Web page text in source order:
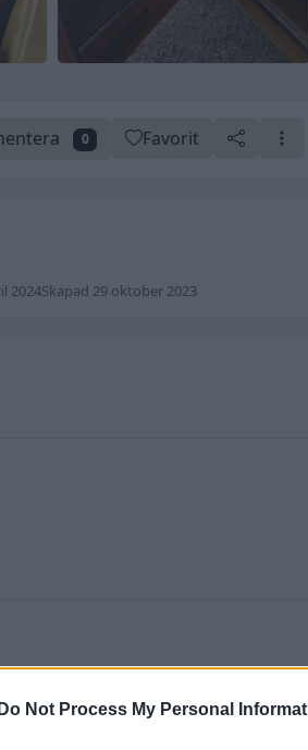
Not Process My Personal
0 Favorit
2024Skapad 29 oktober 2023